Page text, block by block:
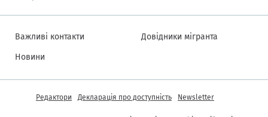
Важливі контакти
Новини
Довідники мігранта
Інша інформація
Редактори Декларація про доступність Newsletter